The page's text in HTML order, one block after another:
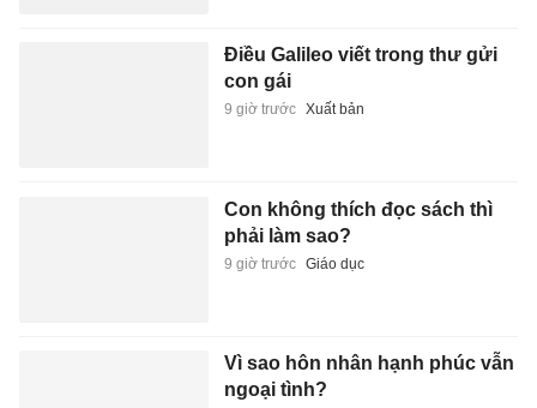
Điều Galileo viết trong thư gửi
con gái
9 giờ trước Xuất bản
Con không thích đọc sách thì
phải làm sao?
9 giờ trước Giáo dục
Vì sao hôn nhân hạnh phúc vẫn
ngoại tình?